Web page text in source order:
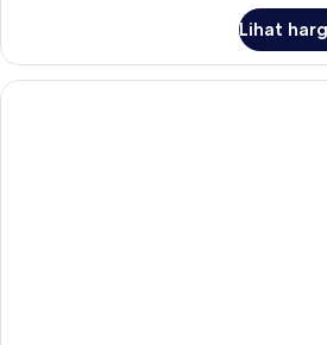
Kamar
Lihat